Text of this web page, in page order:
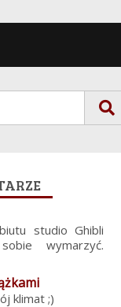
studio Ghibli
wymarzyć.
klimat ;)